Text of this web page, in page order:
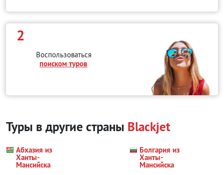
2
Воспользоваться
поиском туров
Туры в другие страны Blackjet
Абхазия из
Ханты-
Мансийска
Болгария из
Ханты-
Мансийска